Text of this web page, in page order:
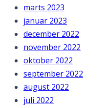
marts 2023
januar 2023
december 2022
november 2022
oktober 2022
september 2022
august 2022
juli 2022